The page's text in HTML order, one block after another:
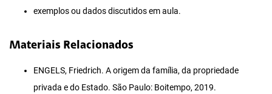
exemplos ou dados discutidos em aula.
Materiais Relacionados
ENGELS, Friedrich. A origem da família, da propriedade
privada e do Estado. São Paulo: Boitempo, 2019.